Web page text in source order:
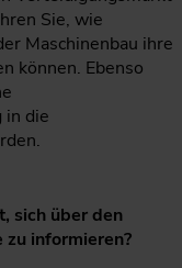
Sie, wie
Maschinenbau ihre
können. Ebenso
in die
sich über den
informieren?